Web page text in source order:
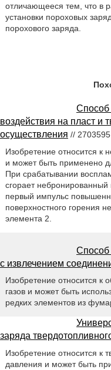
отличающееся тем, что в
установки пороховых
порохового заряда.
Способ
воздействия на пласт и
осуществления // 2703595
Изобретение относится
и может быть применено
При срабатывании
сгорает
первый импульс
поверхностного горения
элемента 2.
Способ
с извлечением
Изобретение относится к
газов и может быть
редких элементов из
заряда
Изобретение относится к
давления и может быть